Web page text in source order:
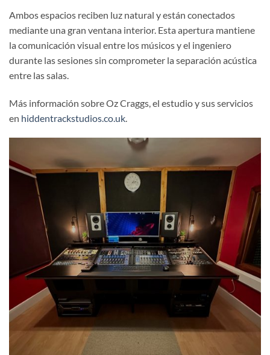
Ambos espacios reciben luz natural y están conectados
mediante una gran ventana interior. Esta apertura mantiene
la comunicación visual entre los músicos y el ingeniero
durante las sesiones sin comprometer la separación acústica
entre las salas.
Más información sobre Oz Craggs, el estudio y sus servicios
en hiddentrackstudios.co.uk